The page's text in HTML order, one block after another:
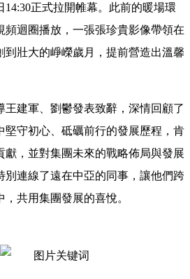
正式拉開帷幕。此前的暖場環
頻迴圈播放，一張張珍貴影像帶領在
到壯大的崢嶸歲月，提前營造出溫馨
王建軍、劉鬱發表致辭，深情回顧了
堅守初心、砥礪前行的發展歷程，肯
獻，並對集團未來的戰略佈局與發展
別連線了遠在中亞的同事，讓他們跨
共用集團發展的喜悅。